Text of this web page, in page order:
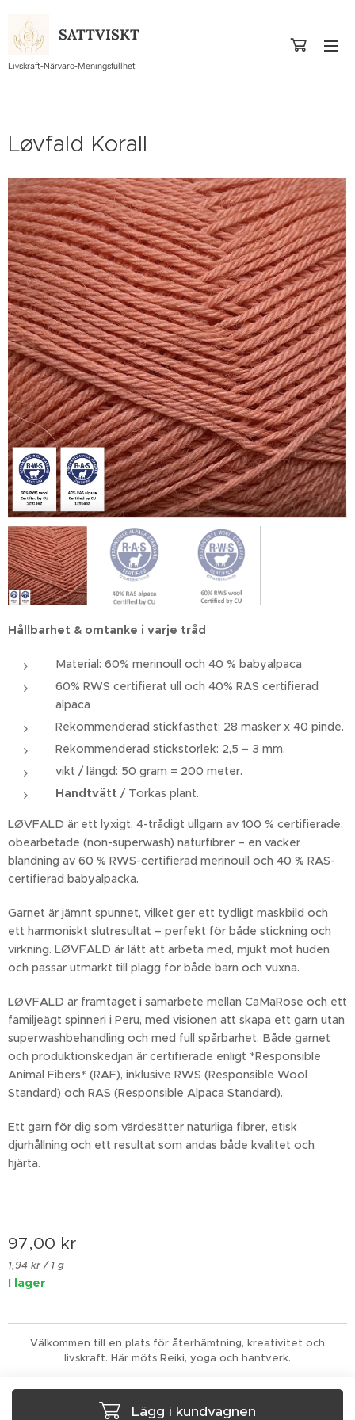
SATTVISKT
Livskraft-Närvaro-Meningsfullhet
Løvfald Korall
Hållbarhet & omtanke i varje tråd
Material: 60% merinoull och 40 % babyalpaca
60% RWS certifierat ull och 40% RAS certifierad
alpaca
Rekommenderad stickfasthet: 28 masker x 40 pinde.
Rekommenderad stickstorlek: 2,5 – 3 mm.
vikt / längd: 50 gram = 200 meter.
Handtvätt / Torkas plant.
LØVFALD är ett lyxigt, 4-trådigt ullgarn av 100 % certifierade,
obearbetade (non-superwash) naturfibrer – en vacker
blandning av 60 % RWS-certifierad merinoull och 40 % RAS-
certifierad babyalpacka.
Garnet är jämnt spunnet, vilket ger ett tydligt maskbild och
ett harmoniskt slutresultat – perfekt för både stickning och
virkning. LØVFALD är lätt att arbeta med, mjukt mot huden
och passar utmärkt till plagg för både barn och vuxna.
LØVFALD är framtaget i samarbete mellan CaMaRose och ett
familjeägt spinneri i Peru, med visionen att skapa ett garn utan
superwashbehandling och med full spårbarhet. Både garnet
och produktionskedjan är certifierade enligt *Responsible
Animal Fibers* (RAF), inklusive RWS (Responsible Wool
Standard) och RAS (Responsible Alpaca Standard).
Ett garn för dig som värdesätter naturliga fibrer, etisk
djurhållning och ett resultat som andas både kvalitet och
hjärta.
97,00 kr
1,94 kr / 1 g
I lager
Lägg i kundvagnen
Välkommen till en plats för återhämtning, kreativitet och
livskraft. Här möts Reiki, yoga och hantverk.